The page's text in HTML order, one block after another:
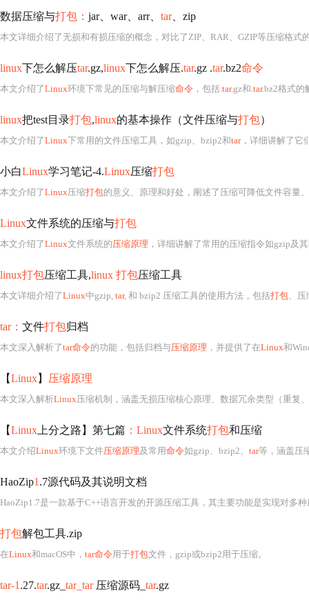
数据压缩与打包： jar、war、arr、 tar、zip
linux下怎么解压tar.gz,linux下怎么解压.tar.gz .tar.bz2命令
本文介绍了Linux环境下常见的压缩与解压缩命令 ，包括.tar.gz和.tar.bz2格式的解压方法，
linux把test目录打包,linux的基本操作（文件压缩与打包）
本文介绍了Linux下常用的文件压缩工具，如gzip、bzip2和tar，详细讲解了它
小白Linux学习笔记-4.Linux压缩打包
本文介绍了Linux压缩打包的意义、原理和好处，阐述了压缩可降低文件容量、节省磁盘空间和网络带宽。
Linux文件系统的压缩与打包
本文介绍了Linux文件系统的压缩原理 ，详细讲解了常用的压缩指令如gzip及
linux打包压缩工具,linux 打包压缩工具
本文详细介绍了Linux中gzip, tar, 和 bzip2 压缩工具的使用方法，包括打包、压
tar： 文件打包归档
本文深入解析了tar命令的功能，包括归档与压缩原理 ，并提供了在Linux和
【Linux】 压缩原理
本文深入解析Linux压缩机制，涵盖无损压缩核心原理、数据冗余类型（重复、统计、空间冗余
【Linux 上分之路】第七篇 ：Linux文件系统打包和压缩
本文介绍Linux环境下文件压缩原理及常用命令如gzip、bzip2、 tar等，涵盖压缩背
HaoZip1 .7源代码及其说明文档
打包解包工具.zip
在Linux和macOS中， tar命令用于打包文件，gzip或bzip2用于压缩。
tar-1 .27.tar.gz_ tar_tar压缩源码_ tar.gz